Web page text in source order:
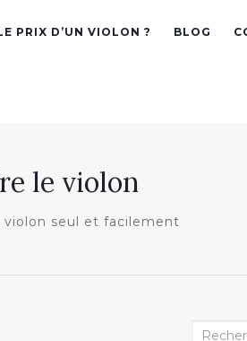
PRIX D’UN VIOLON ? BLOG
le violon
violon seul et facilement